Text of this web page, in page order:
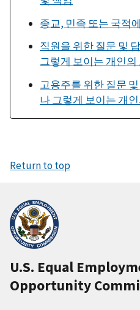
종교, 민족 또는 국적
직원을 위한 질문 및
그렇게 보이는 개인의
고용주를 위한 질문
나 그렇게 보이는 개
Return to top
U.S. Equal
Opportunity